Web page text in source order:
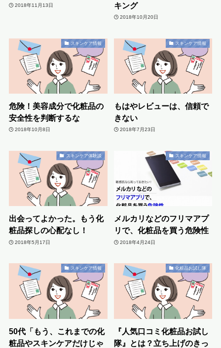
2018年11月13日
キング
2018年10月20日
スキンケア情報
危険！美容成分で化粧品の
安全性を判断するな
2018年10月8日
スキンケア情報
もはやレビューは、信頼で
きない
2018年7月23日
スキンケア体験談
出会ってよかった。もう化
粧品探しの心配なし！
2018年5月17日
スキンケア情報
メルカリなどのフリマアプ
リで、化粧品を買う危険性
2018年4月24日
スキンケア情報
50代「もう、これまでの化
粧品やスキンケアだけじゃ
化粧品お試し隊
『人気口コミ化粧品お試し
隊』とは？立ち上げのきっ